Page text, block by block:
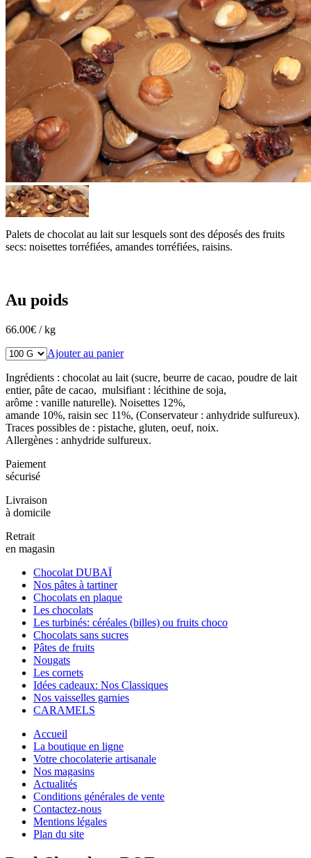
Palets de chocolat au lait sur lesquels sont des déposés des fruits
secs: noisettes torréfiées, amandes torréfiées, raisins.
Au poids
66.00€ / kg
Ajouter au panier
Ingrédients : chocolat au lait (sucre, beurre de cacao, poudre de lait
entier, pâte de cacao, mulsifiant : lécithine de soja,
arôme : vanille naturelle). Noisettes 12%,
amande 10%, raisin sec 11%, (Conservateur : anhydride sulfureux).
Traces possibles de : pistache, gluten, oeuf, noix.
Allergènes : anhydride sulfureux.
Paiement
sécurisé
Livraison
à domicile
Retrait
en magasin
Chocolat DUBAÏ
Nos pâtes à tartiner
Chocolats en plaque
Les chocolats
Les turbinés: céréales (billes) ou fruits choco
Chocolats sans sucres
Pâtes de fruits
Nougats
Les cornets
Idées cadeaux: Nos Classiques
Nos vaisselles garnies
CARAMELS
Accueil
La boutique en ligne
Votre chocolaterie artisanale
Nos magasins
Actualités
Conditions générales de vente
Contactez-nous
Mentions légales
Plan du site